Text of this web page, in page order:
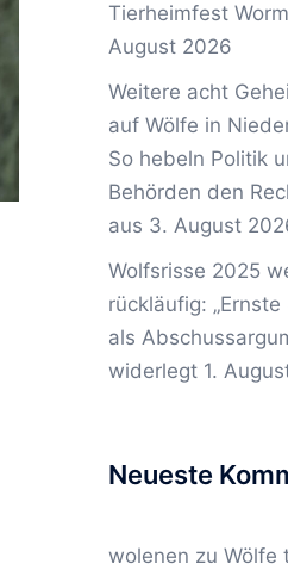
Tierheimfest
August 2026
Weitere acht
auf Wölfe in
So hebeln Politik
Behörden den
aus 3. August
Wolfsrisse 2025
rückläufig: „Ernste
als
widerlegt 1.
Neueste
wolenen zu Wölfe